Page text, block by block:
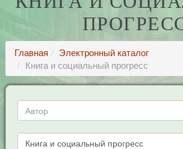
Главная
Электронный каталог
Книга и социальный прогресс